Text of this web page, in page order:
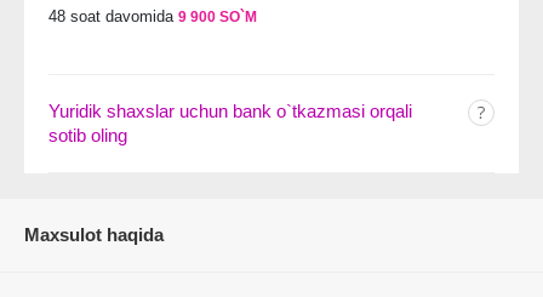
48 soat davomida 9 900 SO`M
Yuridik shaxslar uchun bank o`tkazmasi orqali
sotib oling
Maxsulot haqida